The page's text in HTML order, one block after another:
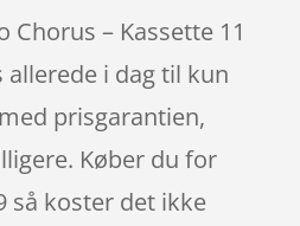
Chorus – Kassette 11
allerede i dag til kun
prisgarantien,
Køber du for
så koster det ikke